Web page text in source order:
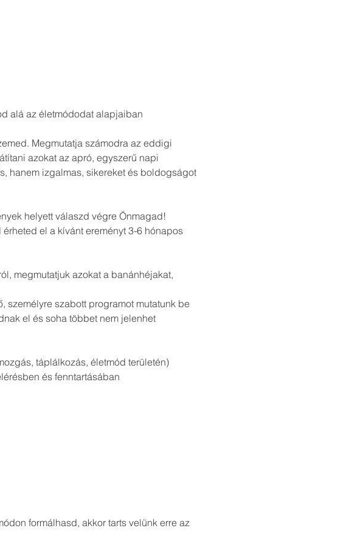
alá az életmódodat alapjaiban
Megmutatja számodra az eddigi
azokat az apró, egyszerű napi
hanem izgalmas, sikereket és boldogságot
helyett válaszd végre Önmagad!
el a kívánt ereményt 3-6 hónapos
megmutatjuk azokat a banánhéjakat,
személyre szabott programot mutatunk be
el és soha többet nem jelenhet
táplálkozás, életmód területén)
és fenntartásában
formálhasd, akkor tarts velünk erre az